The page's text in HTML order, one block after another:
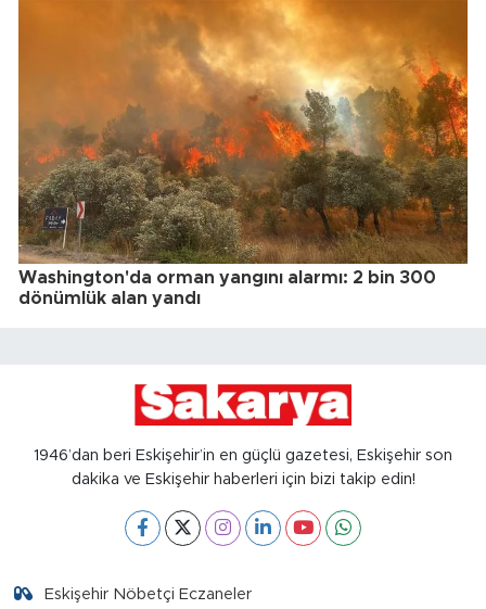
Washington'da orman yangını alarmı: 2 bin 300
dönümlük alan yandı
1946’dan beri Eskişehir’in en güçlü gazetesi, Eskişehir son
dakika ve Eskişehir haberleri için bizi takip edin!
Eskişehir Nöbetçi Eczaneler